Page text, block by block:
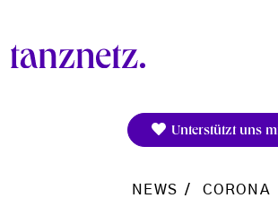
Unterstützt uns
NEWS CORONA